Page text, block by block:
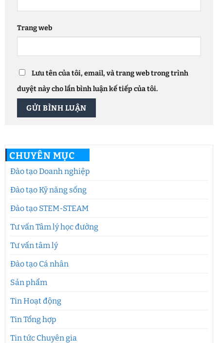
CHUYÊN MỤC
Đào tạo Doanh nghiệp
Đào tạo Kỹ năng sống
Đào tạo STEM-STEAM
Tư vấn Tâm lý học đường
Tư vấn tâm lý
Đào tạo Cá nhân
Sản phẩm
Tin Hoạt động
Tin Tổng hợp
Tin tức Chuyên gia
Trang web
Lưu tên của tôi, email, và trang web trong trình
duyệt này cho lần bình luận kế tiếp của tôi.